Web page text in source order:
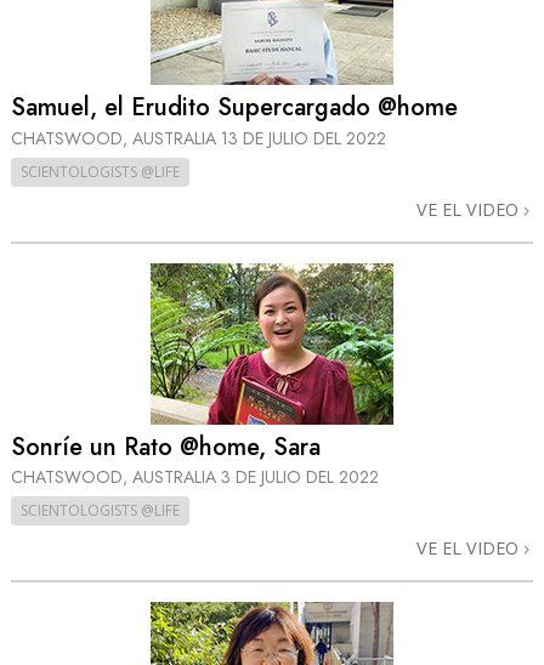
Samuel, el Erudito Supercargado @home
CHATSWOOD, AUSTRALIA 13 DE JULIO DEL 2022
SCIENTOLOGISTS @LIFE
VE EL VIDEO
Sonríe un Rato @home, Sara
CHATSWOOD, AUSTRALIA 3 DE JULIO DEL 2022
SCIENTOLOGISTS @LIFE
VE EL VIDEO